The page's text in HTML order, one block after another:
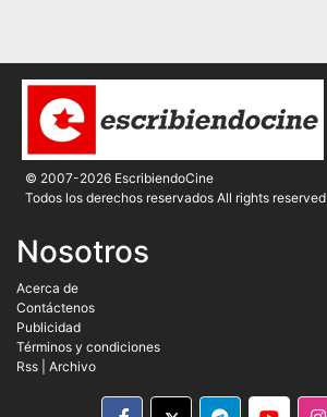
© 2007-2026 EscribiendoCine
Todos los derechos reservados All rights reserved
Nosotros
Acerca de
Contáctenos
Publicidad
Términos y condiciones
Rss
Archivo